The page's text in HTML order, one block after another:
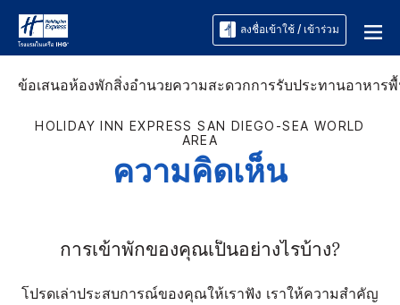
ลงชื่อเข้าใช้ / เข้าร่วม
ข้อเสนอห้องพักสิ่งอำนวยความสะดวกการรับประทานอาหาร
HOLIDAY INN EXPRESS SAN DIEGO-SEA WORLD
AREA
ความคิดเห็น
การเข้าพักของคุณเป็นอย่างไรบ้าง?
โปรดเล่าประสบการณ์ของคุณให้เราฟัง เราให้ความสำคัญ